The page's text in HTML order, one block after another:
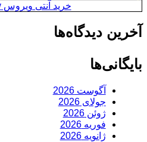
خرید آنتی ویروس Kaspersky
آخرین دیدگاه‌ها
بایگانی‌ها
آگوست 2026
جولای 2026
ژوئن 2026
فوریه 2026
ژانویه 2026